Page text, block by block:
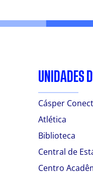
UNIDADES
Cásper
Atlética
Biblioteca
Central de
Centro